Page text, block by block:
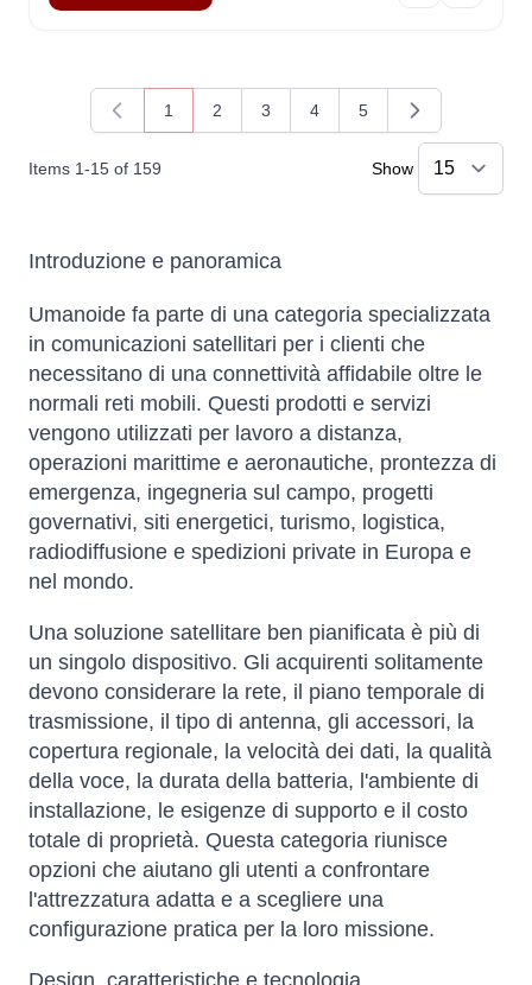
Items 1-15 of 159
You're currently reading page
1
Page
2
Page
3
Page
4
Page
5
Show
Introduzione e panoramica
Umanoide fa parte di una categoria specializzata
in comunicazioni satellitari per i clienti che
necessitano di una connettività affidabile oltre le
normali reti mobili. Questi prodotti e servizi
vengono utilizzati per lavoro a distanza,
operazioni marittime e aeronautiche, prontezza di
emergenza, ingegneria sul campo, progetti
governativi, siti energetici, turismo, logistica,
radiodiffusione e spedizioni private in Europa e
nel mondo.
Una soluzione satellitare ben pianificata è più di
un singolo dispositivo. Gli acquirenti solitamente
devono considerare la rete, il piano temporale di
trasmissione, il tipo di antenna, gli accessori, la
copertura regionale, la velocità dei dati, la qualità
della voce, la durata della batteria, l'ambiente di
installazione, le esigenze di supporto e il costo
totale di proprietà. Questa categoria riunisce
opzioni che aiutano gli utenti a confrontare
l'attrezzatura adatta e a scegliere una
configurazione pratica per la loro missione.